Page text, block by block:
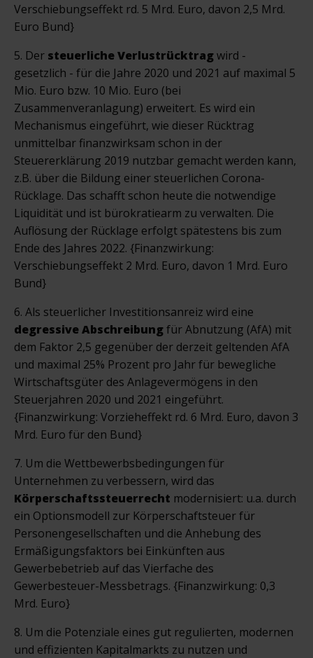
Verschiebungseffekt rd. 5 Mrd. Euro, davon 2,5 Mrd.
Euro Bund}
5. Der steuerliche Verlustrücktragwird -
gesetzlich - für die Jahre 2020 und 2021 auf maximal 5
Mio. Euro bzw. 10 Mio. Euro (bei
Zusammenveranlagung) erweitert. Es wird ein
Mechanismus eingeführt, wie dieser Rücktrag
unmittelbar finanzwirksam schon in der
Steuererklärung 2019 nutzbar gemacht werden kann,
z.B. über die Bildung einer steuerlichen Corona-
Rücklage. Das schafft schon heute die notwendige
Liquidität und ist bürokratiearm zu verwalten. Die
Auflösung der Rücklage erfolgt spätestens bis zum
Ende des Jahres 2022. {Finanzwirkung:
Verschiebungseffekt 2 Mrd. Euro, davon 1 Mrd. Euro
Bund}
6. Als steuerlicher Investitionsanreiz wird eine
degressive Abschreibungfür Abnutzung (AfA) mit
dem Faktor 2,5 gegenüber der derzeit geltenden AfA
und maximal 25% Prozent pro Jahr für bewegliche
Wirtschaftsgüter des Anlagevermögens in den
Steuerjahren 2020 und 2021 eingeführt.
{Finanzwirkung: Vorzieheffekt rd. 6 Mrd. Euro, davon 3
Mrd. Euro für den Bund}
7. Um die Wettbewerbsbedingungen für
Unternehmen zu verbessern, wird das
Körperschaftssteuerrecht modernisiert: u.a. durch
ein Optionsmodell zur Körperschaftsteuer für
Personengesellschaften und die Anhebung des
Ermäßigungsfaktors bei Einkünften aus
Gewerbebetrieb auf das Vierfache des
Gewerbesteuer-Messbetrags. {Finanzwirkung: 0,3
Mrd. Euro}
8. Um die Potenziale eines gut regulierten, modernen
und effizienten Kapitalmarkts zu nutzen und